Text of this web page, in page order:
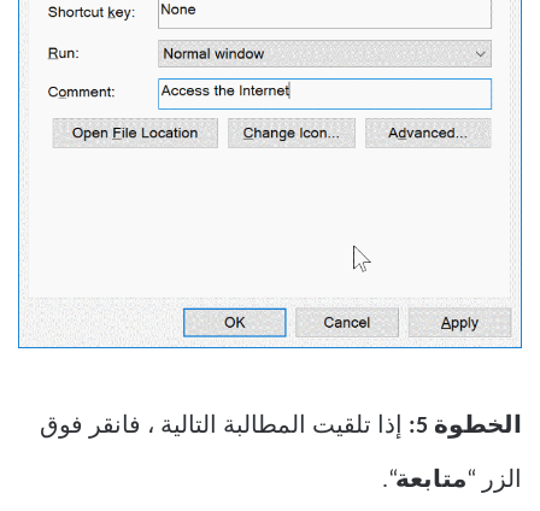
الخطوة 5: إذا تلقيت المطالبة التالية ، فانقر فوق
الزر “متابعة“.